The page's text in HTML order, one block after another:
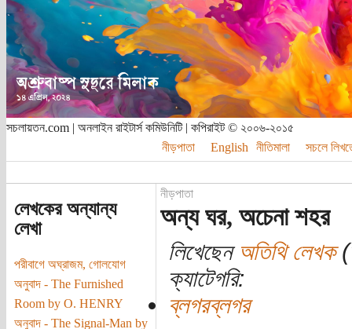
সচলায়তন.com | অনলাইন রাইটার্স কমিউনিটি | কপিরাইট © ২০০৬-২০১৫
নীড়পাতা
English নীতিমালা সচলে
লেখকের অন্যান্য
লেখা
পরীবাগে অঘ্রাজম, গোলযোগ
অনুবাদ - The Furnished
Room by O. HENRY
অনুবাদ - The Signal-Man by
নীড়পাতা
অন্য ঘর, অচেনা শহর
লিখেছেন অতিথি লেখক
ক্যাটেগরি:
ব্লগরব্লগর